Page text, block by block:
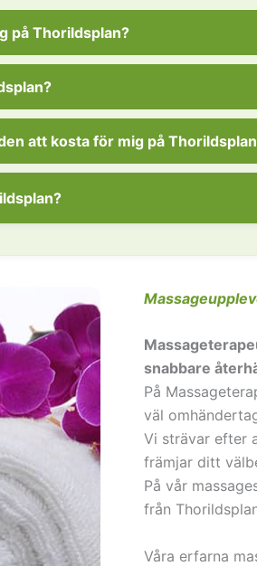
på Thorildsplan?
att kosta för mig på
I kvarteren utmed
Alströmergatan,
snabbare
På
väl
Vi strävar efter
främjar ditt
På vår
från
Våra erfarna